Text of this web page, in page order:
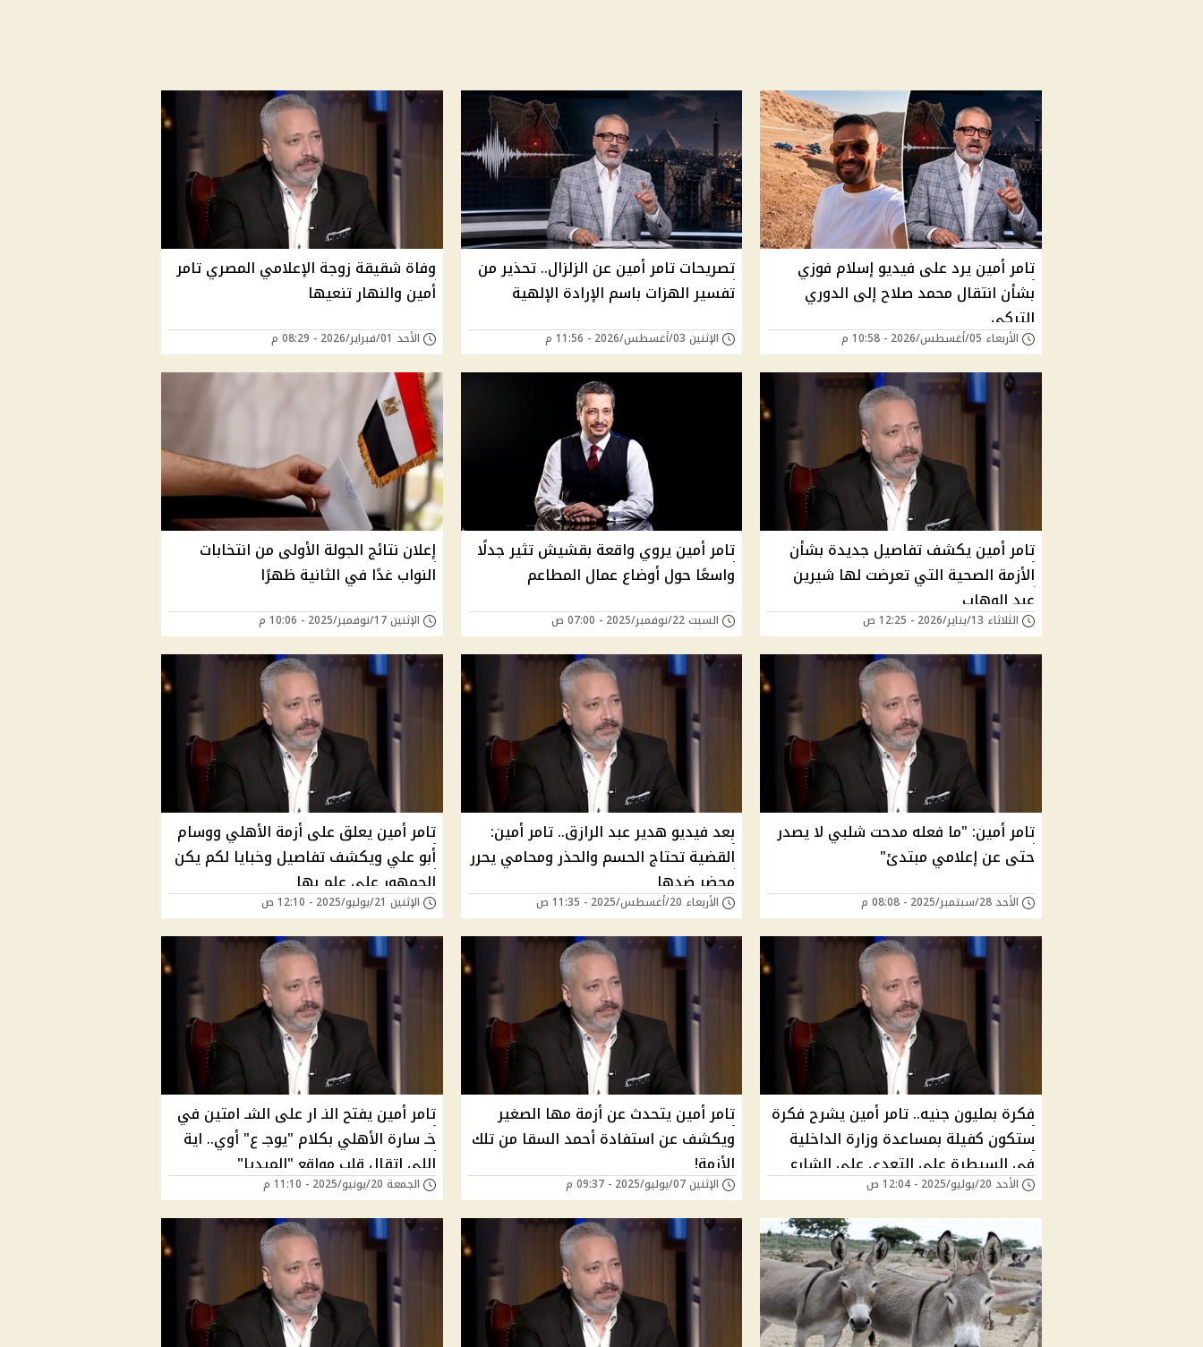
تامر أمين يرد على فيديو إسلام فوزي
بشأن انتقال محمد صلاح إلى الدوري
التركي
الأربعاء 05/أغسطس/2026 - 10:58 م
تصريحات تامر أمين عن الزلزال.. تحذير من
تفسير الهزات باسم الإرادة الإلهية
الإثنين 03/أغسطس/2026 - 11:56 م
وفاة شقيقة زوجة الإعلامي المصري تامر
أمين والنهار تنعيها
الأحد 01/فبراير/2026 - 08:29 م
تامر أمين يكشف تفاصيل جديدة بشأن
الأزمة الصحية التي تعرضت لها شيرين
عبد الوهاب
الثلاثاء 13/يناير/2026 - 12:25 ص
تامر أمين يروي واقعة بقشيش تثير جدلًا
واسعًا حول أوضاع عمال المطاعم
السبت 22/نوفمبر/2025 - 07:00 ص
إعلان نتائج الجولة الأولى من انتخابات
النواب غدًا في الثانية ظهرًا
الإثنين 17/نوفمبر/2025 - 10:06 م
تامر أمين: "ما فعله مدحت شلبي لا يصدر
حتى عن إعلامي مبتدئ"
الأحد 28/سبتمبر/2025 - 08:08 م
بعد فيديو هدير عبد الرازق.. تامر أمين:
القضية تحتاج الحسم والحذر ومحامي يحرر
محضر ضدها
الأربعاء 20/أغسطس/2025 - 11:35 ص
تامر أمين يعلق على أزمة الأهلي ووسام
أبو علي ويكشف تفاصيل وخبايا لكم يكن
الجمهور على علم بها
الإثنين 21/يوليو/2025 - 12:10 ص
فكرة بمليون جنيه.. تامر أمين يشرح فكرة
ستكون كفيلة بمساعدة وزارة الداخلية
في السيطرة على التعدي على الشارع
المصري.. اعرف التفاصيل
الأحد 20/يوليو/2025 - 12:04 ص
تامر أمين يتحدث عن أزمة مها الصغير
ويكشف عن استفادة أحمد السقا من تلك
الأزمة!
الإثنين 07/يوليو/2025 - 09:37 م
تامر أمين يفتح النـ ار على الشـ امتين في
خـ سارة الأهلي بكلام "يوجـ ع" أوي.. اية
اللي اتقال قلب مواقع "الميديا"
الجمعة 20/يونيو/2025 - 11:10 م